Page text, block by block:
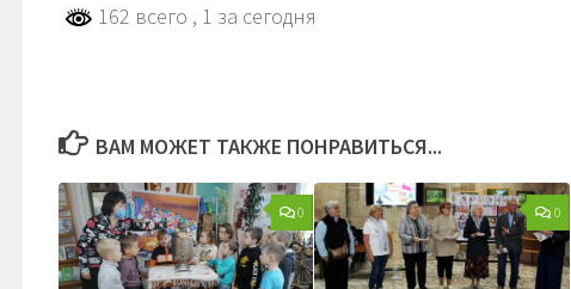
162 всего , 1 за сегодня
ВАМ МОЖЕТ ТАКЖЕ ПОНРАВИТЬСЯ...
0 0